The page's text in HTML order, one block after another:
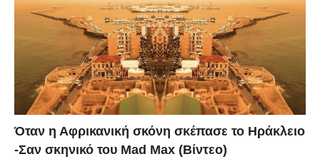
Όταν η Αφρικανική σκόνη σκέπασε το Ηράκλειο
-Σαν σκηνικό του Mad Max (Βίντεο)